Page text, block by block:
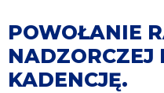
POWOŁANIE
NADZORCZEJ
KADENCJĘ.